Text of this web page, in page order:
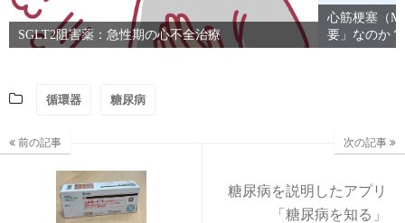
SGLT2阻害薬：急性期の心不全治療
心筋梗塞（
要」なのか
循環器 糖尿病
前の記事 次の記事
糖尿病を説明したアプリ
「糖尿病を知る」